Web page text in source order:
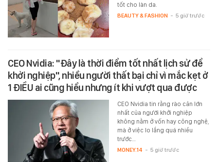
tốt cho làn da.
BEAUTY & FASHION - 5 giờ trước
CEO Nvidia: "Đây là thời điểm tốt nhất lịch sử để
khởi nghiệp", nhiều người thất bại chỉ vì mắc kẹt ở
1 ĐIỀU ai cũng hiểu nhưng ít khi vượt qua được
CEO Nvidia tin rằng rào cản lớn
nhất của người khởi nghiệp
không nằm ở vốn hay công nghệ,
mà ở việc lo lắng quá nhiều
trước…
MONEY.14 - 5 giờ trước